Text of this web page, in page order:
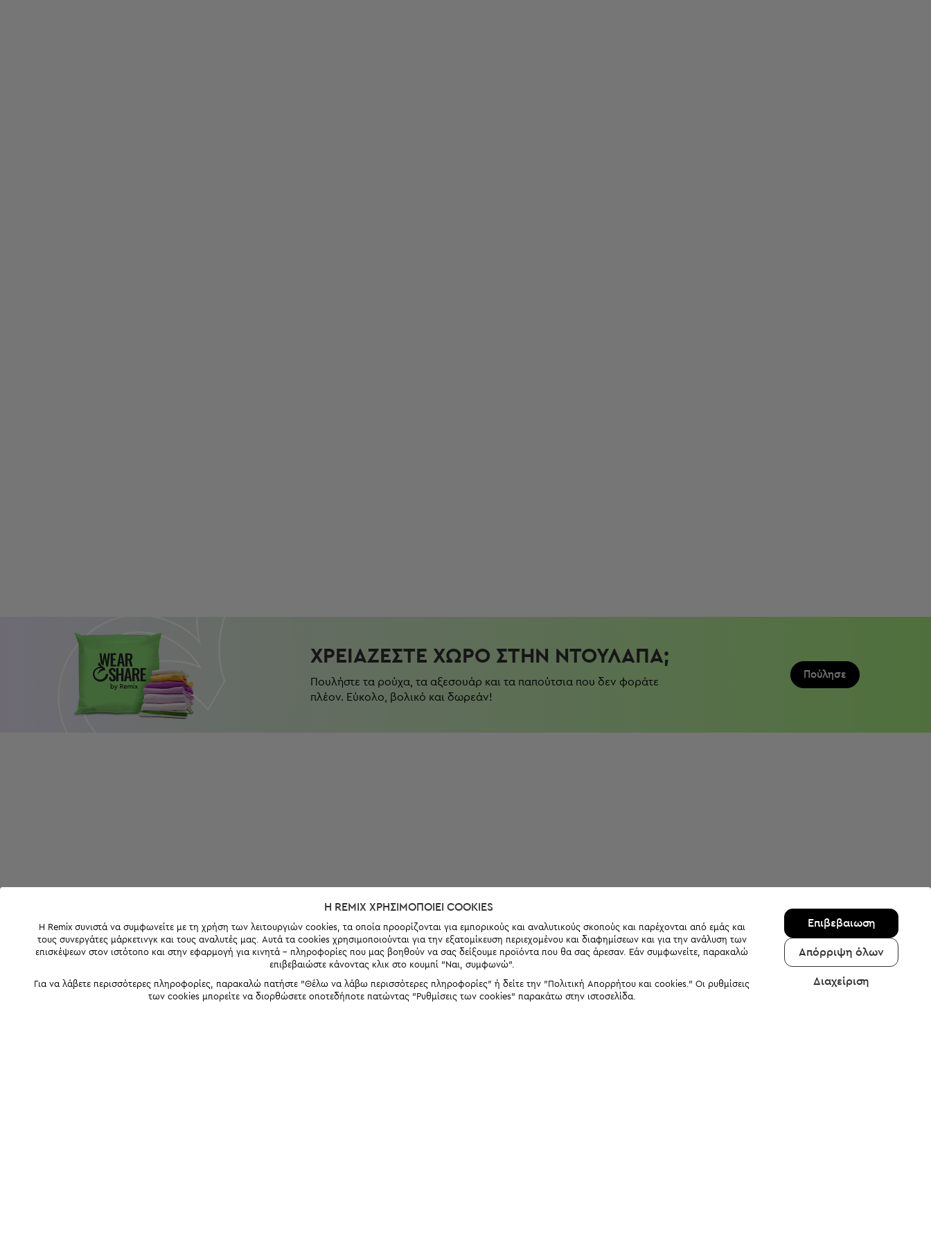
ΧΡΕΙΆΖΕΣΤΕ ΧΏΡΟ ΣΤΗΝ ΝΤΟΥΛΆΠΑ;
Πουλήστε τα ρούχα, τα αξεσουάρ και τα παπούτσια που δεν φοράτε
πλέον. Εύκολο, βολικό και δωρεάν!
Πούλησε
Η REMIX ΧΡΗΣΙΜΟΠΟΙΕΊ COOKIES
Η Remix συνιστά να συμφωνείτε με τη χρήση των λειτουργιών cookies, τα οποία προορίζονται για εμπορικούς και αναλυτικούς σκοπούς και παρέχονται από εμάς και
τους συνεργάτες μάρκετινγκ και τους αναλυτές μας. Αυτά τα cookies χρησιμοποιούνται για την εξατομίκευση περιεχομένου και διαφημίσεων και για την ανάλυση των
επισκέψεων στον ιστότοπο και στην εφαρμογή για κινητά - πληροφορίες που μας βοηθούν να σας δείξουμε προϊόντα που θα σας άρεσαν. Εάν συμφωνείτε, παρακαλώ
επιβεβαιώστε κάνοντας κλικ στο κουμπί "Ναι, συμφωνώ".
Για να λάβετε περισσότερες πληροφορίες, παρακαλώ πατήστε "Θέλω να λάβω περισσότερες πληροφορίες" ή δείτε την "Πολιτική Απορρήτου και cookies." Οι ρυθμίσεις
των cookies μπορείτε να διορθώσετε οποτεδήποτε πατώντας "Ρυθμίσεις των cookies" παρακάτω στην ιστοσελίδα.
Επιβεβαιωση
Απόρριψη όλων
Διαχείριση